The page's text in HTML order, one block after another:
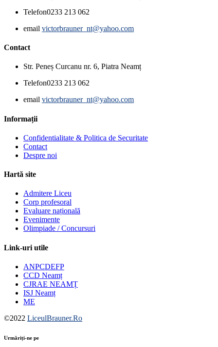
Telefon0233 213 062
email victorbrauner_nt@yahoo.com
Contact
Str. Peneș Curcanu nr. 6, Piatra Neamț
Telefon0233 213 062
email victorbrauner_nt@yahoo.com
Informații
Confidentialitate & Politica de Securitate
Contact
Despre noi
Hartă site
Admitere Liceu
Corp profesoral
Evaluare națională
Evenimente
Olimpiade / Concursuri
Link-uri utile
ANPCDEFP
CCD Neamț
CJRAE NEAMȚ
ISJ Neamț
ME
©2022 LiceulBrauner.Ro
Urmăriți-ne pe